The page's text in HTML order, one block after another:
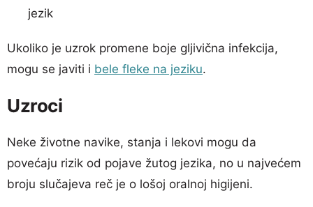
jezik
Ukoliko je uzrok promene boje gljivična infekcija,
mogu se javiti i bele fleke na jeziku.
Uzroci
Neke životne navike, stanja i lekovi mogu da
povećaju rizik od pojave žutog jezika, no u najvećem
broju slučajeva reč je o lošoj oralnoj higijeni.